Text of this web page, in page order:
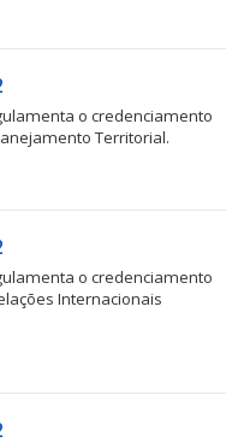
o credenciamento
Territorial.
o credenciamento
Internacionais